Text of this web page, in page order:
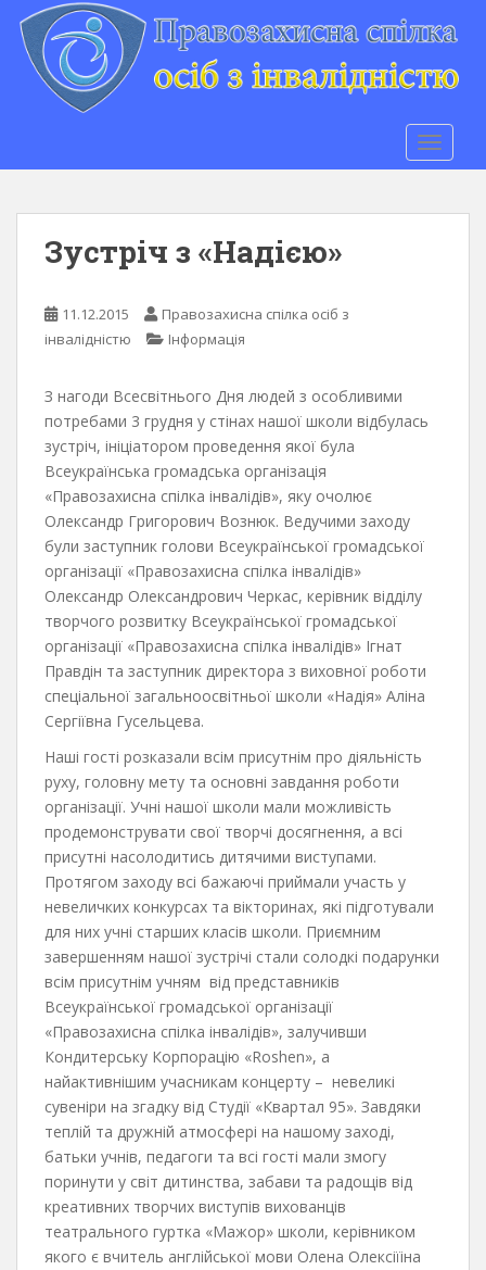
Зустріч з «Надією»
11.12.2015
Правозахисна спілка осіб з
інвалідністю
Інформація
З нагоди Всесвітнього Дня людей з особливими
потребами 3 грудня у стінах нашої школи відбулась
зустріч, ініціатором проведення якої була
Всеукраїнська громадська організація
«Правозахисна спілка інвалідів», яку очолює
Олександр Григорович Вознюк. Ведучими заходу
були заступник голови Всеукраїнської громадської
організації «Правозахисна спілка інвалідів»
Олександр Олександрович Черкас, керівник відділу
творчого розвитку Всеукраїнської громадської
організації «Правозахисна спілка інвалідів» Ігнат
Правдін та заступник директора з виховної роботи
спеціальної загальноосвітньої школи «Надія» Аліна
Сергіївна Гусельцева.
Наші гості розказали всім присутнім про діяльність
руху, головну мету та основні завдання роботи
організації. Учні нашої школи мали можливість
продемонструвати свої творчі досягнення, а всі
присутні насолодитись дитячими виступами.
Протягом заходу всі бажаючі приймали участь у
невеличких конкурсах та вікторинах, які підготували
для них учні старших класів школи. Приємним
завершенням нашої зустрічі стали солодкі подарунки
всім присутнім учням від представників
Всеукраїнської громадської організації
«Правозахисна спілка інвалідів», залучивши
Кондитерську Корпорацію «Roshen», а
найактивнішим учасникам концерту – невеликі
сувеніри на згадку від Студії «Квартал 95». Завдяки
теплій та дружній атмосфері на нашому заході,
батьки учнів, педагоги та всі гості мали змогу
поринути у світ дитинства, забави та радощів від
креативних творчих виступів вихованців
театрального гуртка «Мажор» школи, керівником
якого є вчитель англійської мови Олена Олексіїіна